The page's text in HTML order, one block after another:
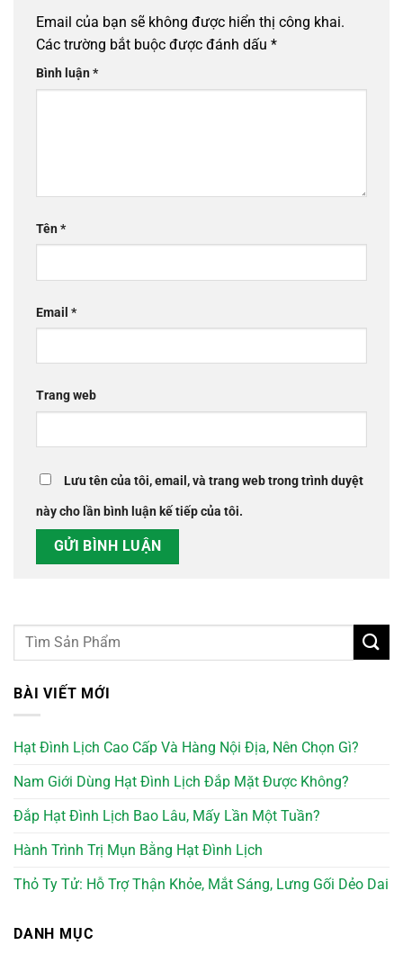
Email của bạn sẽ không được hiển thị công khai.
Các trường bắt buộc được đánh dấu *
Bình luận*
Tên*
Email *
Trang web
Lưu tên của tôi, email, và trang web trong trình duyệt
này cho lần bình luận kế tiếp của tôi.
BÀI VIẾT MỚI
Hạt Đình Lịch Cao Cấp Và Hàng Nội Địa, Nên Chọn Gì?
Nam Giới Dùng Hạt Đình Lịch Đắp Mặt Được Không?
Đắp Hạt Đình Lịch Bao Lâu, Mấy Lần Một Tuần?
Hành Trình Trị Mụn Bằng Hạt Đình Lịch
Thỏ Ty Tử: Hỗ Trợ Thận Khỏe, Mắt Sáng, Lưng Gối Dẻo Dai
DANH MỤC